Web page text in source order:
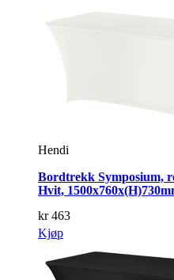
Hendi
Bordtrekk Symposium,
Hvit,
kr463
Kjøp